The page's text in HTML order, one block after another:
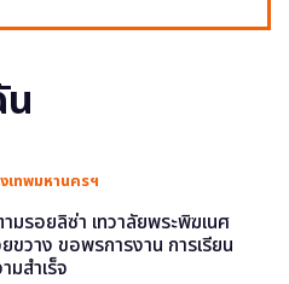
เทพมหานครฯ
มรอยลิซ่า เทวาลัยพระพิฆเนศ
ขวาง ขอพรการงาน การเรียน
มสำเร็จ